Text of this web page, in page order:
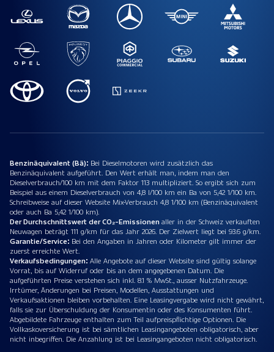
Benzinäquivalent (Bä): Bei Dieselmotoren wird zusätzlich das
Benzinäquivalent aufgeführt. Den Wert erhält man, indem man den
Dieselverbrauch/100 km mit dem Faktor 113 multipliziert. So ergibt sich zum
Beispiel aus einem Dieselverbrauch von 4,8 l/100 km ein Ba von 5,42 1/100 km.
Schreibweise auf dieser Website Mix-Verbrauch 4,8 1/100 km (Benzinäquivalent
oder auch Ba 5,42 1/100 km).
Der Durchschnittswert der CO₂-Emissionenaller in der Schweiz verkauften
Neuwagen beträgt 111 g/km für das Jahr 2026. Der Zielwert liegt bei 93.6 g/km.
Garantie/Service: Bei den Angaben in Jahren oder Kilometer gilt immer der
zuerst erreichte Wert.
Verkaufsbedingungen: Alle Angebote auf dieser Website sind gültig solange
Vorrat, bis auf Widerruf oder bis an dem angegebenen Datum. Die
aufgeführten Preise verstehen sich inkl. 8.1 % MwSt., ausser Nutzfahrzeuge.
Irrtümer, Änderungen bei Preisen, Modellen, Ausstattungen und
Verkaufsaktionen bleiben vorbehalten. Eine Leasingvergabe wird nicht gewährt,
falls sie zur Überschuldung der Konsumentin oder des Konsumenten führt.
Abgebildete Fahrzeuge enthalten zum Teil aufpreispflichtige Optionen. Die
Vollkaskoversicherung ist bei sämtlichen Leasingangeboten obligatorisch, aber
nicht inbegriffen. Die Anzahlung ist bei Leasingangeboten nicht obligatorisch.